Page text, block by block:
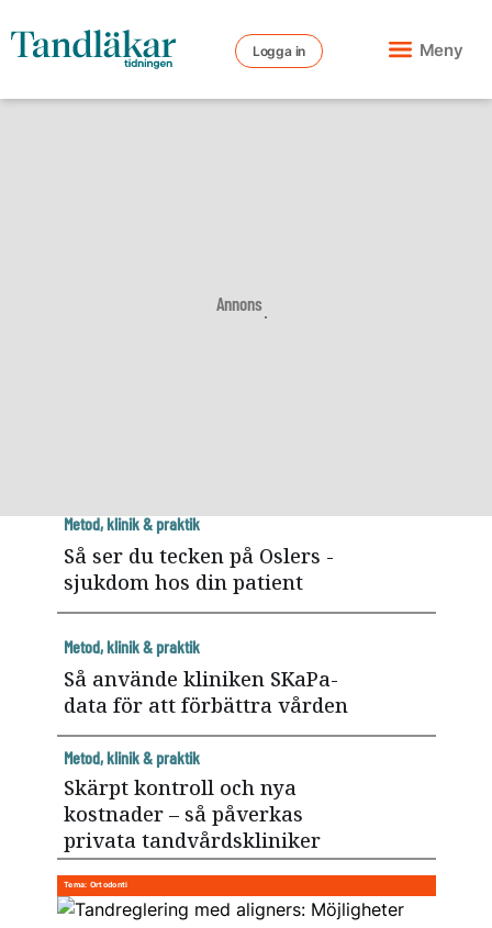
Logga in Meny
Annons
Så ser du tecken på Oslers ­
sjukdom hos din patient
Metod, klinik & praktik
Så använde kliniken SKaPa-
data för att förbättra vården
Metod, klinik & praktik
Skärpt kontroll och nya
kostnader – så påverkas
privata tandvårdskliniker
Metod, klinik & praktik